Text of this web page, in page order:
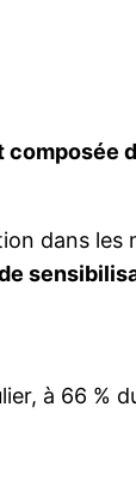
dans les
à 66 %